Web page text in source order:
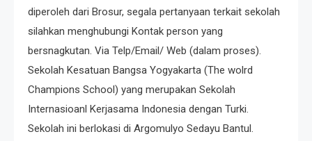
diperoleh dari Brosur, segala pertanyaan terkait sekolah
silahkan menghubungi Kontak person yang
bersnagkutan. Via Telp/Email/ Web (dalam proses).
Sekolah Kesatuan Bangsa Yogyakarta (The wolrd
Champions School) yang merupakan Sekolah
Internasioanl Kerjasama Indonesia dengan Turki.
Sekolah ini berlokasi di Argomulyo Sedayu Bantul.